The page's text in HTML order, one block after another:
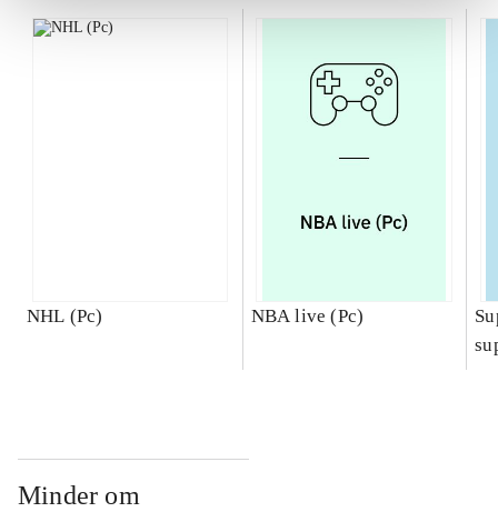
NHL (Pc) NBA live (Pc)
Minder om